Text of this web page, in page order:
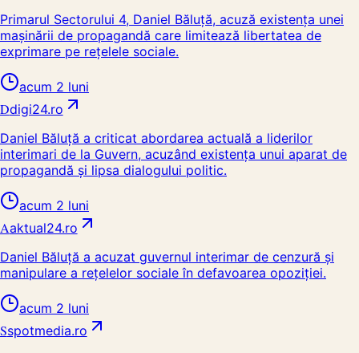
Primarul Sectorului 4, Daniel Băluță, acuză existența unei
mașinării de propagandă care limitează libertatea de
exprimare pe rețelele sociale.
acum 2 luni
Ddigi24.ro
Daniel Băluță a criticat abordarea actuală a liderilor
interimari de la Guvern, acuzând existența unui aparat de
propagandă și lipsa dialogului politic.
acum 2 luni
Aaktual24.ro
Daniel Băluță a acuzat guvernul interimar de cenzură și
manipulare a rețelelor sociale în defavoarea opoziției.
acum 2 luni
Sspotmedia.ro